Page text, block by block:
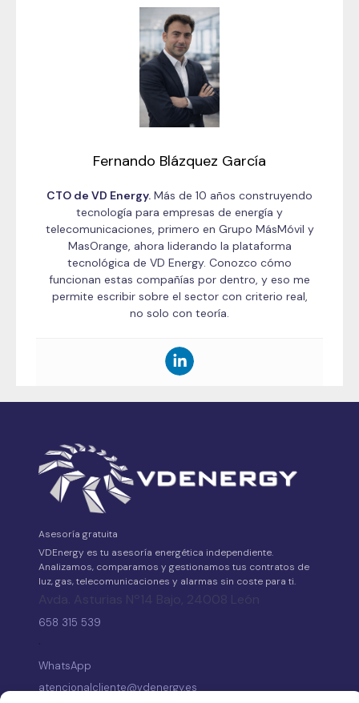
Fernando Blázquez García
CTO de VD Energy. Más de 10 años construyendo
tecnología para empresas de energía y
telecomunicaciones, primero en Grupo MásMóvil y
MasOrange, ahora liderando la plataforma
tecnológica de VD Energy. Conozco cómo
funcionan estas compañías por dentro, y eso me
permite escribir sobre el sector con criterio real,
no solo con teoría.
Asesoría gratuita
VDEnergy es tu asesoría energética independiente.
Analizamos, comparamos y gestionamos tus contratos de
luz, gas, telecomunicaciones y alarmas sin coste para ti.
Avda. Asturias Nº14 Bajo, 24008 León
658 315 539
·
WhatsApp
atencionalcliente@vdenergy.es